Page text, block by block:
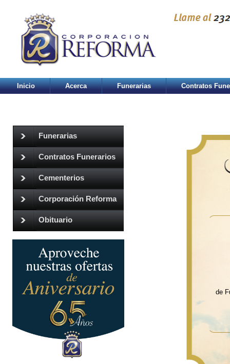
Inicio Acerca Funerarias Contratos
Funerarias
Contratos Funerarios
Cementerios
Corporación Reforma
Obituario
de